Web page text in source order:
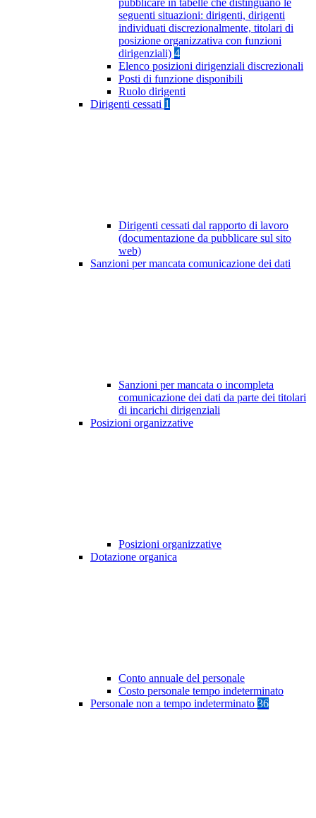
pubblicare in tabelle che distinguano le
seguenti situazioni: dirigenti, dirigenti
individuati discrezionalmente, titolari di
posizione organizzativa con funzioni
dirigenziali) 4
Elenco posizioni dirigenziali discrezionali
Posti di funzione disponibili
Ruolo dirigenti
Dirigenti cessati 1
Dirigenti cessati dal rapporto di lavoro
(documentazione da pubblicare sul sito
web)
Sanzioni per mancata comunicazione dei dati
Sanzioni per mancata o incompleta
comunicazione dei dati da parte dei titolari
di incarichi dirigenziali
Posizioni organizzative
Posizioni organizzative
Dotazione organica
Conto annuale del personale
Costo personale tempo indeterminato
Personale non a tempo indeterminato 36